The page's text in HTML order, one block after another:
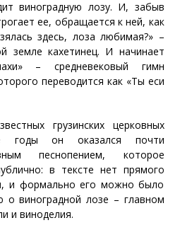
виноградную лозу. И, забыв
ее, обращается к ней, как
здесь, лоза любимая?» –
земле кахетинец. И начинает
– средневековый гимн
переводится как «Ты еси
грузинских церковных
годы он оказался почти
песнопением, которое
в тексте нет прямого
и формально его можно было
о виноградной лозе – главном
и виноделия.